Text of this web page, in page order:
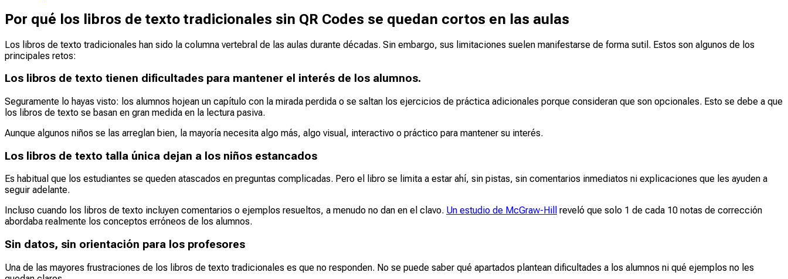
Por qué los libros de texto tradicionales sin QR Codes se quedan cortos en las aulas
Los libros de texto tradicionales han sido la columna vertebral de las aulas durante décadas. Sin embargo, sus limitaciones suelen manifestarse de forma sutil. Estos son algunos de los
principales retos:
Los libros de texto tienen dificultades para mantener el interés de los alumnos.
Seguramente lo hayas visto: los alumnos hojean un capítulo con la mirada perdida o se saltan los ejercicios de práctica adicionales porque consideran que son opcionales. Esto se debe a que
los libros de texto se basan en gran medida en la lectura pasiva.
Aunque algunos niños se las arreglan bien, la mayoría necesita algo más, algo visual, interactivo o práctico para mantener su interés.
Los libros de texto talla única dejan a los niños estancados
Es habitual que los estudiantes se queden atascados en preguntas complicadas. Pero el libro se limita a estar ahí, sin pistas, sin comentarios inmediatos ni explicaciones que les ayuden a
seguir adelante.
Incluso cuando los libros de texto incluyen comentarios o ejemplos resueltos, a menudo no dan en el clavo. Un estudio de McGraw-Hill
reveló que solo 1 de cada 10 notas de corrección
abordaba realmente los conceptos erróneos de los alumnos.
Sin datos, sin orientación para los profesores
Una de las mayores frustraciones de los libros de texto tradicionales es que no responden. No se puede saber qué apartados plantean dificultades a los alumnos ni qué ejemplos no les